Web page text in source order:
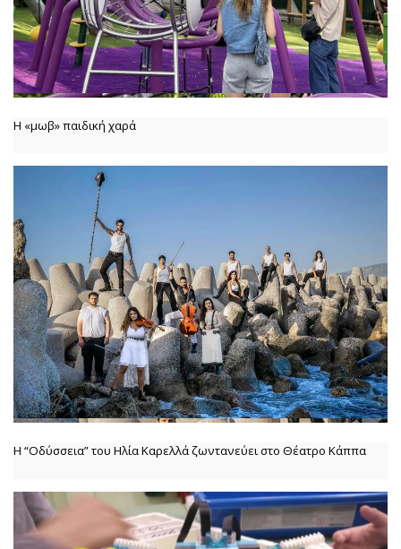
Η «μωβ» παιδική χαρά
Η “Οδύσσεια” του Ηλία Καρελλά ζωντανεύει στο Θέατρο Κάππα